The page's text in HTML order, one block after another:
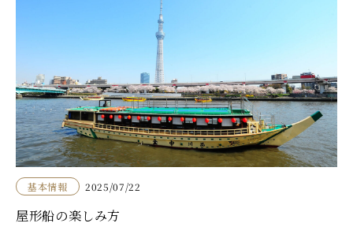
基本情報 2025/07/22
屋形船の楽しみ方